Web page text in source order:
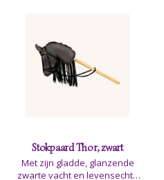
Stokpaard Thor, zwart
Met zijn gladde, glanzende
zwarte vacht en levensechte